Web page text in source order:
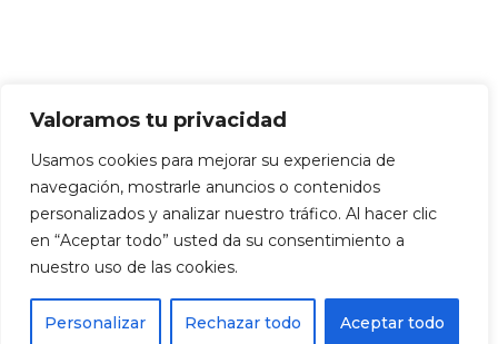
Valoramos tu privacidad
Usamos cookies para mejorar su experiencia de
navegación, mostrarle anuncios o contenidos
personalizados y analizar nuestro tráfico. Al hacer clic
en “Aceptar todo” usted da su consentimiento a
nuestro uso de las cookies.
Personalizar Rechazar todo Aceptar todo